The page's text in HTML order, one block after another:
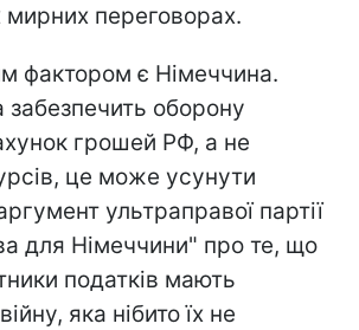
мирних переговорах.
фактором є Німеччина.
оборону
грошей РФ, а не
це може усунути
ультраправої партії
для Німеччини" про те, що
податків мають
яка нібито їх не